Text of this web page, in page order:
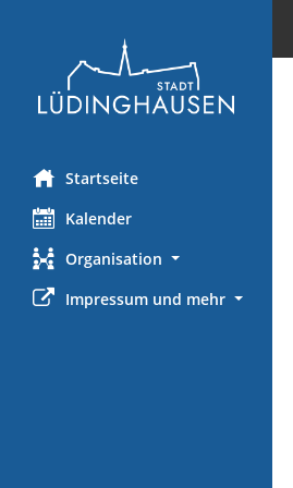
Startseite
Kalender
Organisation
Impressum und mehr